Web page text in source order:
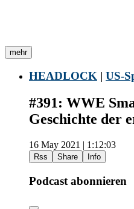
mehr
HEADLOCK | US-
#391: WWE
Geschichte der
16 May 2021 | 1:12:03
Rss Share Info
Podcast abonnieren